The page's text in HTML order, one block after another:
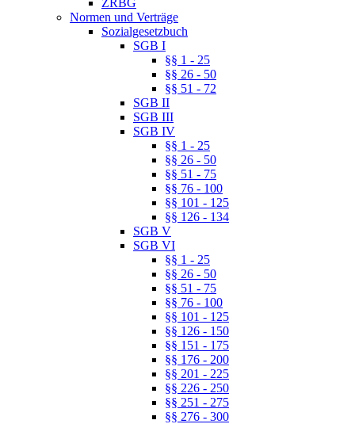
Normen und Verträge
Sozialgesetzbuch
SGB I
§§ 1 - 25
§§ 26 - 50
§§ 51 - 72
SGB II
SGB III
SGB IV
§§ 1 - 25
§§ 26 - 50
§§ 51 - 75
§§ 76 - 100
§§ 101 - 125
§§ 126 - 134
SGB V
SGB VI
§§ 1 - 25
§§ 26 - 50
§§ 51 - 75
§§ 76 - 100
§§ 101 - 125
§§ 126 - 150
§§ 151 - 175
§§ 176 - 200
§§ 201 - 225
§§ 226 - 250
§§ 251 - 275
§§ 276 - 300